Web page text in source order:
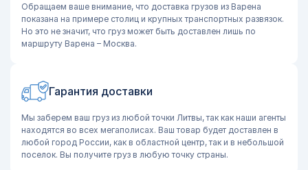
Обращаем ваше внимание, что доставка грузов из Варена
показана на примере столиц и крупных транспортных развязок.
Но это не значит, что груз может быть доставлен лишь по
маршруту Варена – Москва.
Гарантия доставки
Мы заберем ваш груз из любой точки Литвы, так как наши агенты
находятся во всех мегаполисах. Ваш товар будет доставлен в
любой город России, как в областной центр, так и в небольшой
поселок. Вы получите груз в любую точку страны.